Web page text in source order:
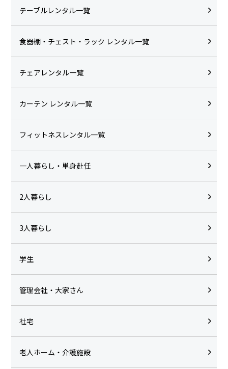
テーブルレンタル一覧
食器棚・チェスト・ラック レンタル一覧
チェアレンタル一覧
カーテン レンタル一覧
フィットネスレンタル一覧
一人暮らし・単身赴任
2人暮らし
3人暮らし
学生
管理会社・大家さん
社宅
老人ホーム・介護施設